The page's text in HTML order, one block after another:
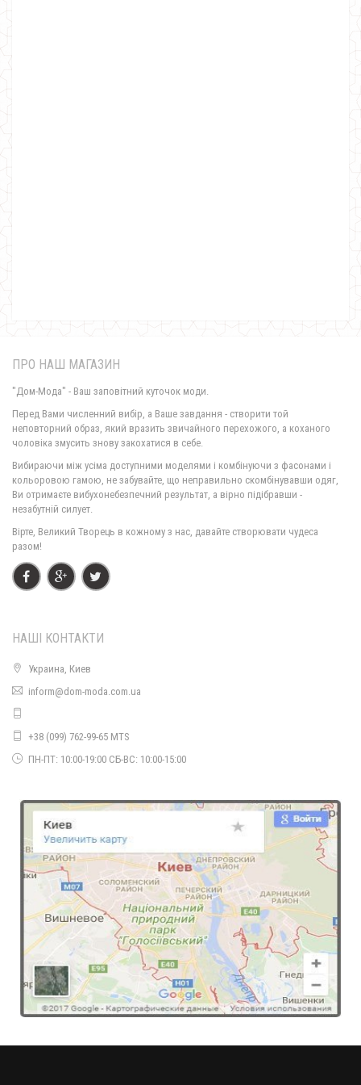
1570.00грн.
Жіноча приталена коротка куртка
440.00грн.
ПРО НАШ МАГАЗИН
"Дом-Мода" - Ваш заповітний куточок моди.
Перед Вами численний вибір, а Ваше завдання - створити той
неповторний образ, який вразить звичайного перехожого, а коханого
чоловіка змусить знову закохатися в себе.
Вибираючи між усіма доступними моделями і комбінуючи з фасонами і
кольоровою гамою, не забувайте, що неправильно скомбінувавши одяг,
Ви отримаєте вибухонебезпечний результат, а вірно підібравши -
незабутній силует.
Вірте, Великий Творець в кожному з нас, давайте створювати чудеса
разом!
НАШІ КОНТАКТИ
Украина, Киев
inform@dom-moda.com.ua
+38 (099) 762-99-65 MTS
ПН-ПТ: 10:00-19:00 СБ-ВС: 10:00-15:00